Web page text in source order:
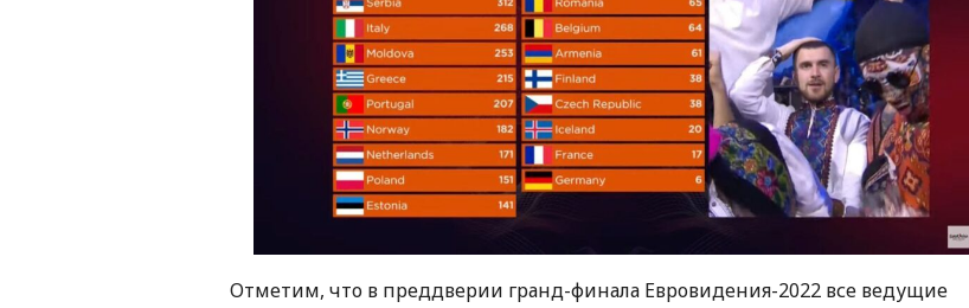
Отметим, что в преддверии гранд-финала Евровидения-2022 все ведущие